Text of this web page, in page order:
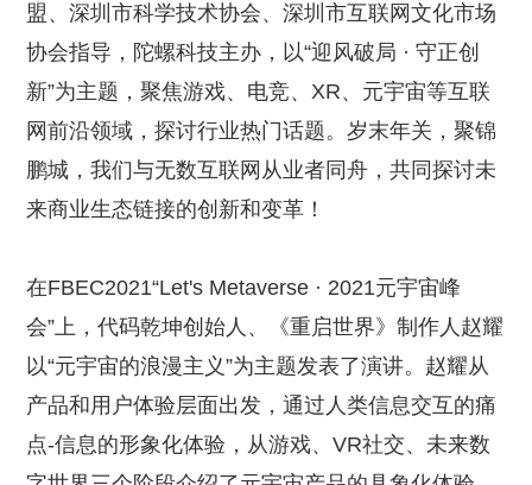
盟、深圳市科学技术协会、深圳市互联网文化市场
协会指导，陀螺科技主办，以“迎风破局 · 守正创
新”为主题，聚焦游戏、电竞、XR、元宇宙等互联
网前沿领域，探讨行业热门话题。岁末年关，聚锦
鹏城，我们与无数互联网从业者同舟，共同探讨未
来商业生态链接的创新和变革！
在FBEC2021“Let's Metaverse · 2021元宇宙峰
会”上，代码乾坤创始人、《重启世界》制作人赵耀
以“元宇宙的浪漫主义”为主题发表了演讲。赵耀从
产品和用户体验层面出发，通过人类信息交互的痛
点-信息的形象化体验，从游戏、VR社交、未来数